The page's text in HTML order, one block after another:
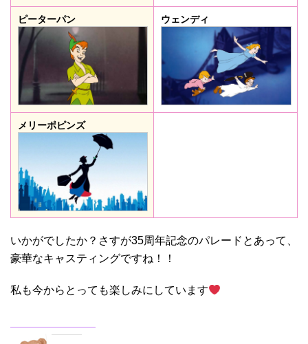
ピーターパン ウェンディ
メリーポピンズ
いかがでしたか？さすが35周年記念のパレードとあって、
豪華なキャスティングですね！！
私も今からとっても楽しみにしています